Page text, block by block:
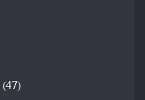
(47)